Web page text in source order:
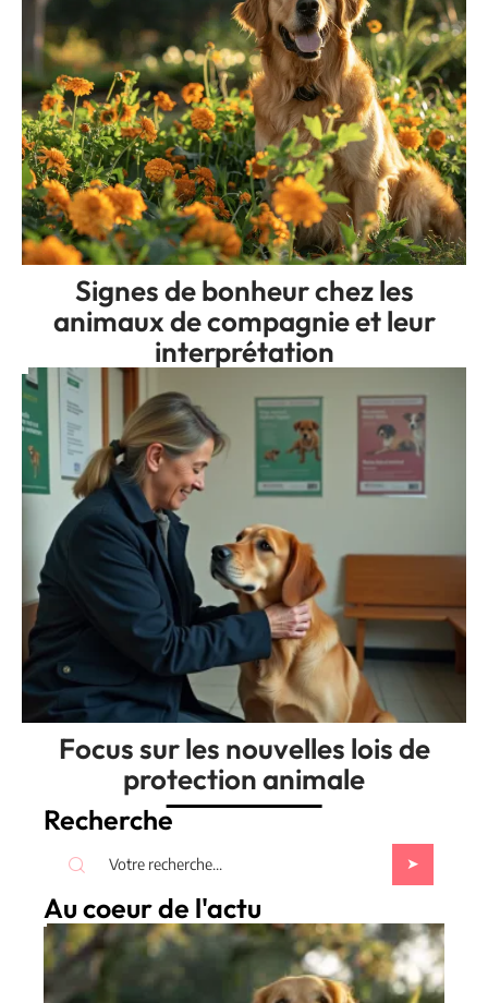
Signes de bonheur chez les
animaux de compagnie et leur
interprétation
Focus sur les nouvelles lois de
protection animale
Recherche
Au coeur de l'actu